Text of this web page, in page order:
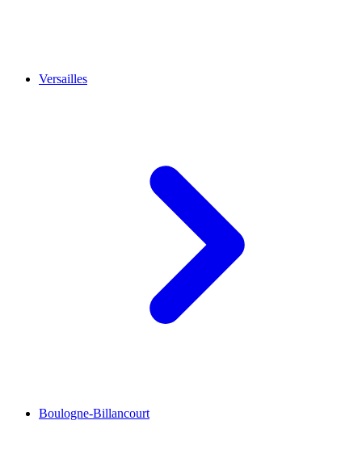
Versailles
Boulogne-Billancourt